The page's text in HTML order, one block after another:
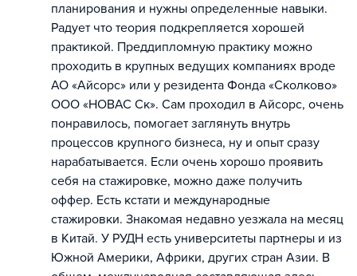
планирования и нужны определенные навыки.
Радует что теория подкрепляется хорошей
практикой. Преддипломную практику можно
проходить в крупных ведущих компаниях вроде
АО «Айсорс» или у резидента Фонда «Сколково»
ООО «НОВАС Ск». Сам проходил в Айсорс, очень
понравилось, помогает заглянуть внутрь
процессов крупного бизнеса, ну и опыт сразу
нарабатывается. Если очень хорошо проявить
себя на стажировке, можно даже получить
оффер. Есть кстати и международные
стажировки. Знакомая недавно уезжала на месяц
в Китай. У РУДН есть университеты партнеры и из
Южной Америки, Африки, других стран Азии. В